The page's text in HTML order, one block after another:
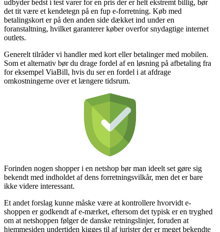
udbyder bedst i test varer for en pris der er helt ekstremt billig, bør
det tit være et kendetegn på en fup e-forretning. Køb med
betalingskort er på den anden side dækket ind under en
foranstaltning, hvilket garanterer køber overfor snydagtige internet
outlets.
Generelt tilråder vi handler med kort eller betalinger med mobilen.
Som et alternativ bør du drage fordel af en løsning på afbetaling fra
for eksempel ViaBill, hvis du ser en fordel i at afdrage
omkostningerne over et længere tidsrum.
Forinden nogen shopper i en netshop bør man ideelt set gøre sig
bekendt med indholdet af dens forretningsvilkår, men det er bare
ikke videre interessant.
Et andet forslag kunne måske være at kontrollere hvorvidt e-
shoppen er godkendt af e-mærket, eftersom det typisk er en tryghed
om at netshoppen følger de danske retningslinjer, foruden at
hjemmesiden undertiden kigges til af jurister der er meget bekendte